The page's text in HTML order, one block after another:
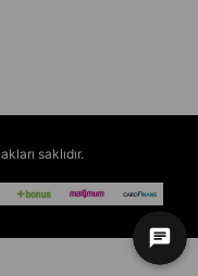
saklıdır.